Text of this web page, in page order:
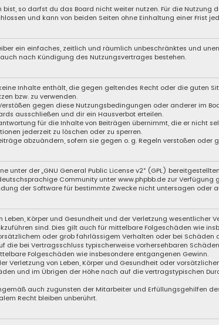
so darfst du das Board nicht weiter nutzen. Für die
und kann von beiden Seiten ohne Einhaltung einer Frist
ein einfaches, zeitlich und räumlich unbeschränktes und
nach Kündigung des Nutzungsvertrages bestehen.
Inhalte enthält, die gegen geltendes Recht oder die guten
bzw. zu verwenden.
gegen diese Nutzungsbedingungen oder anderer im
ausschließen und dir ein Hausverbot erteilen.
für die Inhalte von Beiträgen übernimmt, die er nicht
jederzeit zu löschen oder zu sperren.
abzuändern, sofern sie gegen o. g. Regeln verstoßen
unter der „GNU General Public License v2“ (GPL)
Community unter www.phpbb.de zur Verfügung
der Software für bestimmte Zwecke nicht untersagen oder
Leben, Körper und Gesundheit und der Verletzung
sind. Dies gilt auch für mittelbare Folgeschäden wie
oder grob fahrlässigem Verhalten oder bei Schäden
bei Vertragsschluss typischerweise vorhersehbaren
Folgeschäden wie insbesondere entgangenen Gewinn.
Verletzung von Leben, Körper und Gesundheit oder
und im Übrigen der Höhe nach auf die vertragstypischen
auch zugunsten der Mitarbeiter und Erfüllungsgehilfen
Recht bleiben unberührt.